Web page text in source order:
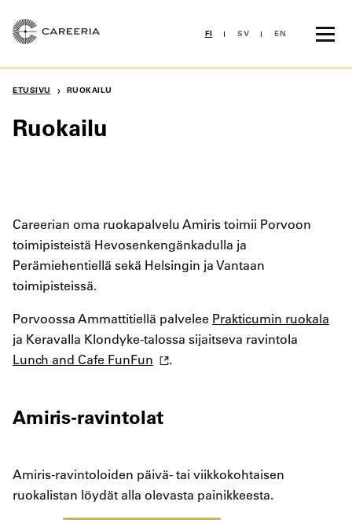
sisältöön
FI SV EN
ETUSIVU › RUOKAILU
Ruokailu
Careerian oma ruokapalvelu Amiris toimii Porvoon
toimipisteistä Hevosenkengänkadulla ja
Perämiehentiellä sekä Helsingin ja Vantaan
toimipisteissä.
Porvoossa Ammattitiellä palvelee Prakticumin ruokala
ja Keravalla Klondyke-talossa sijaitseva ravintola
Lunch and Cafe FunFun
.
Amiris-ravintolat
Amiris-ravintoloiden päivä- tai viikkokohtaisen
ruokalistan löydät alla olevasta painikkeesta.